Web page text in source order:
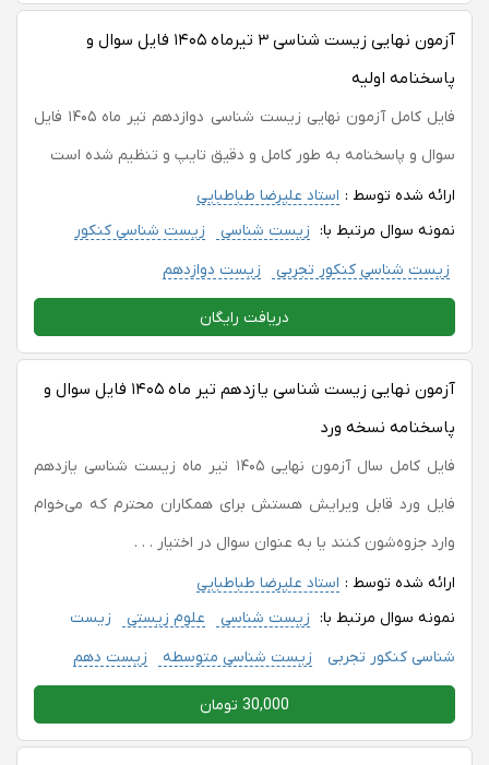
آزمون نهایی زیست شناسی ۳ تیرماه ۱۴۰۵ فایل سوال و
پاسخنامه اولیه
فایل کامل آزمون نهایی زیست شناسی دوازدهم تیر ماه ۱۴۰۵ فایل
سوال و پاسخنامه به طور کامل و دقیق تایپ و تنظیم شده است
ارائه شده توسط : استاد علیرضا طباطبایی
نمونه سوال مرتبط با: زیست شناسی
زیست شناسی کنکور
زیست شناسی کنکور تجربی
زیست دوازدهم
دریافت رایگان
آزمون نهایی زیست شناسی یازدهم تیر ماه ۱۴۰۵ فایل سوال و
پاسخنامه نسخه ورد
فایل کامل سال آزمون نهایی ۱۴۰۵ تیر ماه زیست شناسی یازدهم
فایل ورد قابل ویرایش هستش برای همکاران محترم که می‌خوام
وارد جزوه‌شون کنند یا به عنوان سوال در اختیار . . .
ارائه شده توسط : استاد علیرضا طباطبایی
نمونه سوال مرتبط با: زیست شناسی علوم زیستی
زیست
شناسی کنکور تجربی
زیست شناسی متوسطه زیست دهم
30,000 تومان